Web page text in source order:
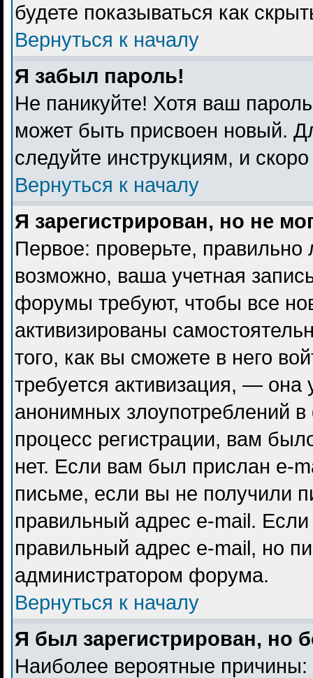
будете показываться как
Вернуться к началу
Я забыл пароль!
Не паникуйте! Хотя ваш
может быть присвоен новый.
следуйте инструкциям, и
Вернуться к началу
Я зарегистрирован, но не
Первое: проверьте,
возможно, ваша учетная
форумы требуют, чтобы все
активизированы
того, как вы сможете в него
требуется активизация, —
анонимных злоупотреблений
процесс регистрации, вам
нет. Если вам был прислан e-
письме, если вы не получили
правильный адрес e-mail.
правильный адрес e-mail, но
администратором форума.
Вернуться к началу
Я был зарегистрирован, но
Наиболее вероятные